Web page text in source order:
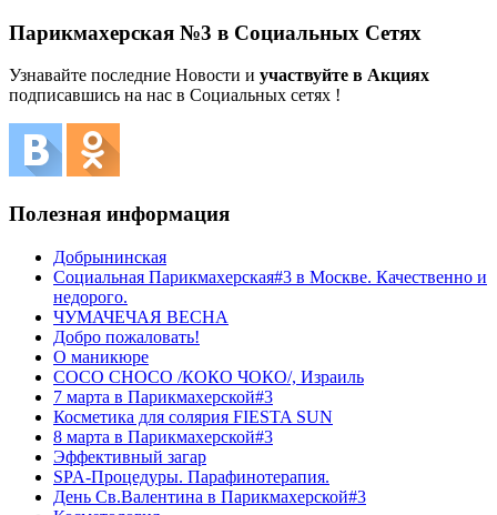
Парикмахерская №3 в Социальных Сетях
Узнавайте последние Новости и участвуйте в Акциях
подписавшись на нас в Социальных сетях !
Полезная информация
Добрынинская
Социальная Парикмахерская#3 в Москве. Качественно и
недорого.
ЧУМАЧЕЧАЯ ВЕСНА
Добро пожаловать!
О маникюре
COCO CHOCO /КОКО ЧОКО/, Израиль
7 марта в Парикмахерской#3
Косметика для солярия FIESTA SUN
8 марта в Парикмахерской#3
Эффективный загар
SPA-Процедуры. Парафинотерапия.
День Св.Валентина в Парикмахерской#3